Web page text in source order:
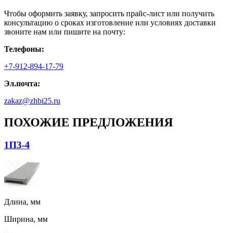
Чтобы оформить заявку, запросить прайс-лист или получить
консультацию о сроках изготовление или условиях доставки
звоните нам или пишите на почту:
Телефоны:
+7-912-894-17-79
Эл.почта:
zakaz@zhbi25.ru
ПОХОЖИЕ ПРЕДЛОЖЕНИЯ
1П3-4
Длина, мм
Ширина, мм